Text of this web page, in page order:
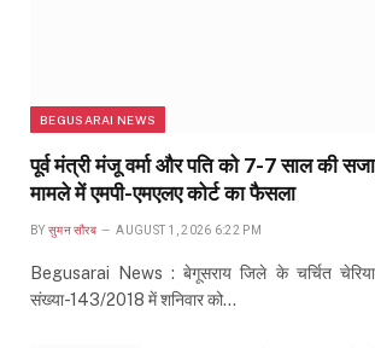
BEGUSARAI NEWS
पूर्व मंत्री मंजू वर्मा और पति को 7-7 साल की
मामले में एमपी-एमएलए कोर्ट का फैसला
BY सुमन सौरब AUGUST 1, 2026 6:22 PM
Begusarai News : बेगूसराय जिले के चर्चित चेरिया
संख्या-143/2018 में शनिवार को…